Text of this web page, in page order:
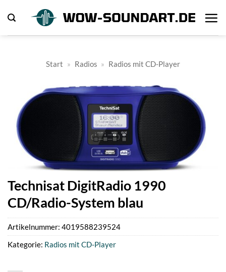
Inhalt
springen
Start » Radios » Radios mit CD-Player
Technisat DigitRadio 1990
CD/Radio-System blau
Artikelnummer: 4019588239524
Kategorie: Radios mit CD-Player